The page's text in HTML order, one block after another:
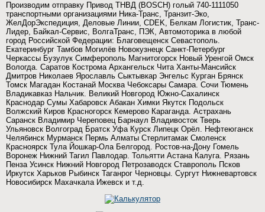
Производим отправку Привод ТНВД (BOSCH) голый 740-1111050
транспортными организациями Ника-Транс, Транзит-Эко,
ЖелДорЭкспедиция, Деловые Линии, CDEK, Белкам Логистик, Транс-
Лидер, Байкал-Сервис, ВолгаТранс, ПЭК, Автомоторика в любой
город Российской Федерации: Благовещенск Севастополь.
Екатеринбург Тамбов Могилёв Новокузнецк Санкт-Петербург
Черкассы Бузулук Симферополь Магнитогорск Новый Уренгой Омск
Вологда. Саратов Кострома Архангельск Чита Ханты-Мансийск
Дмитров Николаев Ярославль Сыктывкар Энгельс Курган Брянск
Томск Магадан Костанай Москва Чебоксары Самара. Сочи Тюмень
Владикавказ Нальчик. Великий Новгород Южно-Сахалинск
Краснодар Сумы Хабаровск Абакан Химки Якутск Подольск
Волжский Киров Красногорск Кемерово Караганда. Астрахань
Саранск Владимир Череповец Барнаул Владивосток Тверь
Ульяновск Волгоград Братск Уфа Курск Липецк Орёл. Нефтеюганск
Челябинск Мурманск Пермь Алматы Стерлитамак Смоленск
Красноярск Тула Йошкар-Ола Белгород. Ростов-на-Дону Гомель
Воронеж Нижний Тагил Павлодар. Тольятти Астана Калуга. Рязань
Пенза Усинск Нижний Новгород Петрозаводск Ставрополь Псков
Иркутск Харьков Рыбинск Таганрог Черновцы. Сургут Нижневартовск
Новосибирск Махачкала Ижевск и т.д.